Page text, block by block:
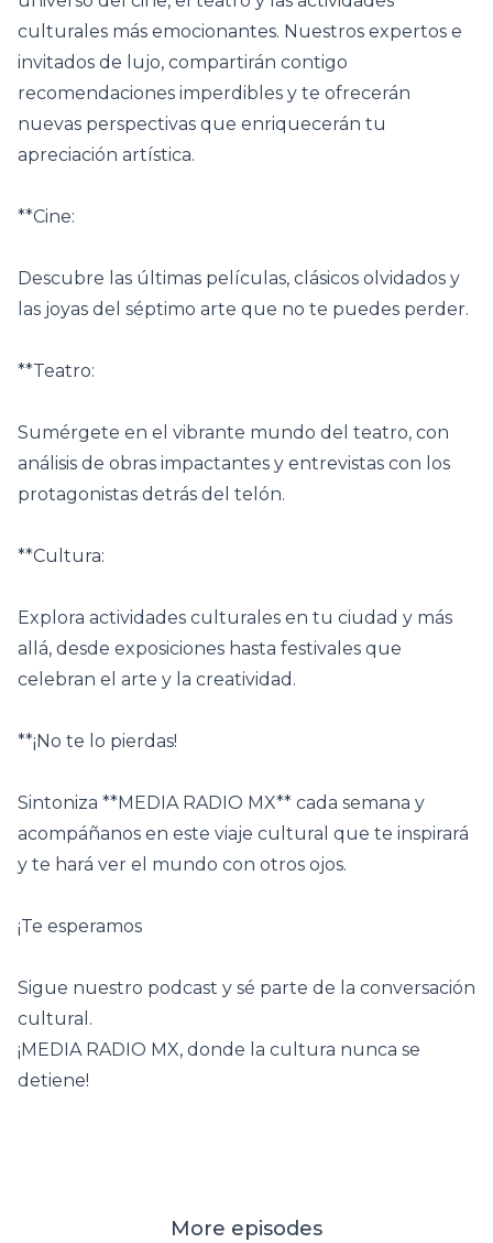
culturales más emocionantes. Nuestros expertos e
invitados de lujo, compartirán contigo
recomendaciones imperdibles y te ofrecerán
nuevas perspectivas que enriquecerán tu
apreciación artística.
**Cine:
Descubre las últimas películas, clásicos olvidados y
las joyas del séptimo arte que no te puedes perder.
**Teatro:
Sumérgete en el vibrante mundo del teatro, con
análisis de obras impactantes y entrevistas con los
protagonistas detrás del telón.
**Cultura:
Explora actividades culturales en tu ciudad y más
allá, desde exposiciones hasta festivales que
celebran el arte y la creatividad.
**¡No te lo pierdas!
Sintoniza **MEDIA RADIO MX** cada semana y
acompáñanos en este viaje cultural que te inspirará
y te hará ver el mundo con otros ojos.
¡Te esperamos
Sigue nuestro podcast y sé parte de la conversación
cultural.
¡MEDIA RADIO MX, donde la cultura nunca se
detiene!
More episodes